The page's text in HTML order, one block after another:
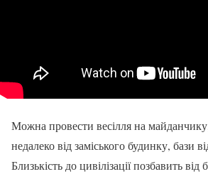
Можна провести весілля на
недалеко від заміського будинку, бази
Близькість до цивілізації позбавить